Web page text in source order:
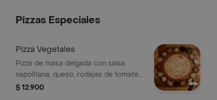
Pizzas Especiales
Pizza Vegetales
Pizza de masa delgada con salsa
napolitana, queso, rodajas de tomate,
champiñón, maíz, cebolla, pimentón y
$ 12.900